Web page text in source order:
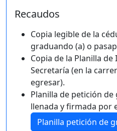
Recaudos
Copia legible de la
graduando (a) o
Copia de la Planilla
Secretaría (en la
egresar).
Planilla de petición
llenada y firmada por
Planilla petición de